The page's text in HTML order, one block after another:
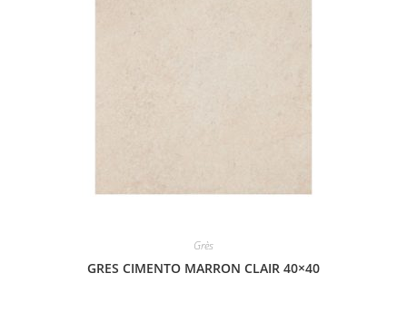
Grès
GRES CIMENTO MARRON CLAIR 40×40